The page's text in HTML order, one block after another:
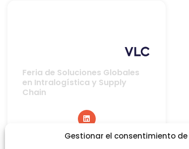
Gestionar el consentimiento de
Feria de Soluciones Globales
en Intralogística y Supply
Chain